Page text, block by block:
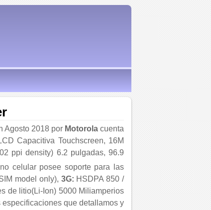
Agosto 2018 por Motorolacuenta
Capacitiva Touchscreen, 16M
ppi density) 6.2 pulgadas, 96.9
celular posee soporte para las
model only), 3G: HSDPA 850 /
de litio(Li-Ion) 5000 Miliamperios
que detallamos y